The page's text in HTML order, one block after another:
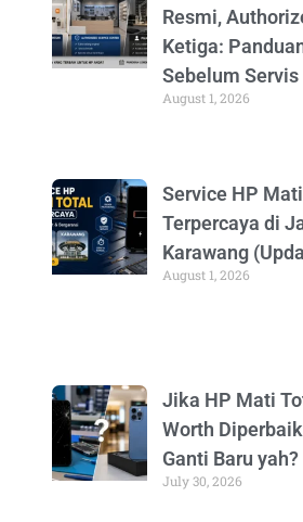
Resmi,
Ketiga:
Sebelum
August 1, 2026
Service HP
Terpercaya di
Karawang
August 1, 2026
Jika HP Mati
Worth
Ganti Baru
July 30, 2026